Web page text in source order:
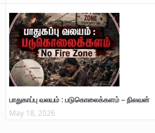
பாதுகாப்பு வலயம் : படுகொலைக்களம் – நிலவன்
May 18, 2026